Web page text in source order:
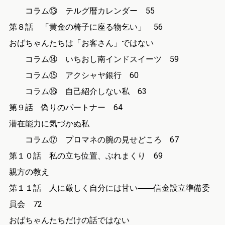
コラム⑬ テルグ暦カレンダー 55
第８話 「黄金の椅子に座る物乞い」 56
おばちゃんたちは「お客さん」ではない
コラム⑭ いちおし南インドスイーツ 59
コラム⑮ アクシャヤ銀行 60
コラム⑯ 自己紹介しない私 63
第９話 偽りのパートナー 64
潜在能力に気づかぬ私
コラム⑰ プロマネの腕の見せどころ 67
第１０話 私の立ち位置、ぶれまくり 69
親方の教え
第１１話 人に厳しく自分には甘い――信金設立準備委
員会 72
おばちゃんたちだけの話ではない